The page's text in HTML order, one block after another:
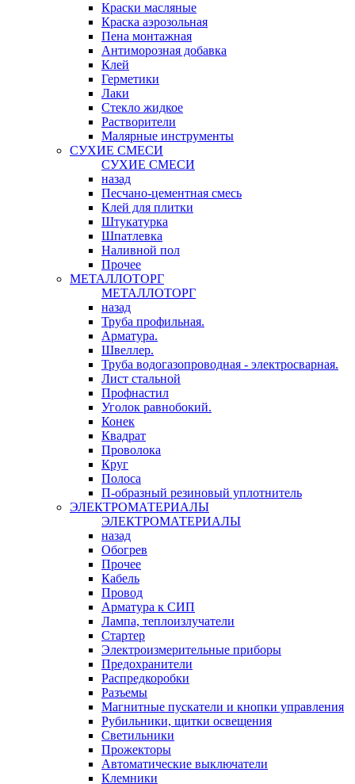
Краски масляные
Краска аэрозольная
Пена монтажная
Антиморозная добавка
Клей
Герметики
Лаки
Стекло жидкое
Растворители
Малярные инструменты
СУХИЕ СМЕСИ
СУХИЕ СМЕСИ
назад
Песчано-цементная смесь
Клей для плитки
Штукатурка
Шпатлевка
Наливной пол
Прочее
МЕТАЛЛОТОРГ
МЕТАЛЛОТОРГ
назад
Труба профильная.
Арматура.
Швеллер.
Труба водогазопроводная - электросварная.
Лист стальной
Профнастил
Уголок равнобокий.
Конек
Квадрат
Проволока
Круг
Полоса
П-образный резиновый уплотнитель
ЭЛЕКТРОМАТЕРИАЛЫ
ЭЛЕКТРОМАТЕРИАЛЫ
назад
Обогрев
Прочее
Кабель
Провод
Арматура к СИП
Лампа, теплоизлучатели
Стартер
Электроизмерительные приборы
Предохранители
Распредкоробки
Разъемы
Магнитные пускатели и кнопки управления
Рубильники, щитки освещения
Светильники
Прожекторы
Автоматические выключатели
Клемники